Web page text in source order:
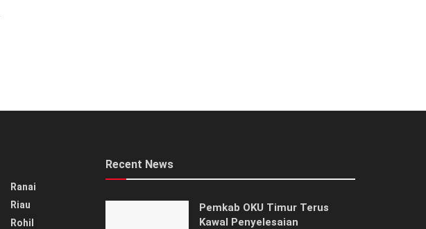
Ranai
Riau
Rohil
Recent News
Pemkab OKU Timur Terus
Kawal Penyelesaian